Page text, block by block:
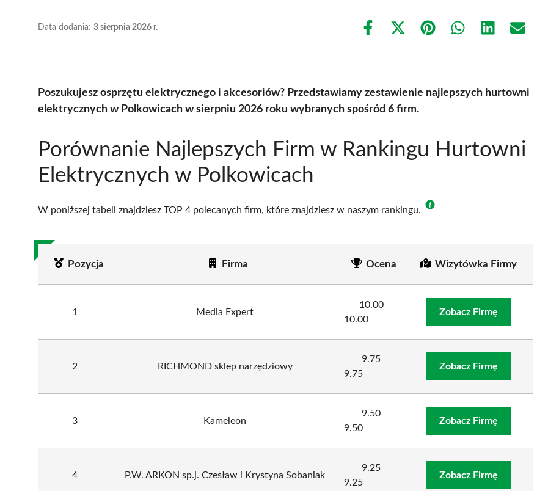
Data dodania: 3 sierpnia 2026 r.
Share
Share
(Twitter)
Share Share Share Share
Poszukujesz osprzętu elektrycznego i akcesoriów? Przedstawiamy zestawienie najlepszych hurtowni
elektrycznych w Polkowicach w sierpniu 2026 roku wybranych spośród 6 firm.
Porównanie Najlepszych Firm w Rankingu Hurtowni
Elektrycznych w Polkowicach
W poniższej tabeli znajdziesz TOP 4 polecanych firm, które znajdziesz w naszym rankingu.
Pozycja Firma Ocena Wizytówka Firmy
1 Media Expert
10.00
10.00
Zobacz Firmę
2 RICHMOND sklep narzędziowy
9.75
9.75
Zobacz Firmę
3 Kameleon
9.50
9.50
Zobacz Firmę
4 P.W. ARKON sp.j. Czesław i Krystyna Sobaniak
9.25
9.25
Zobacz Firmę